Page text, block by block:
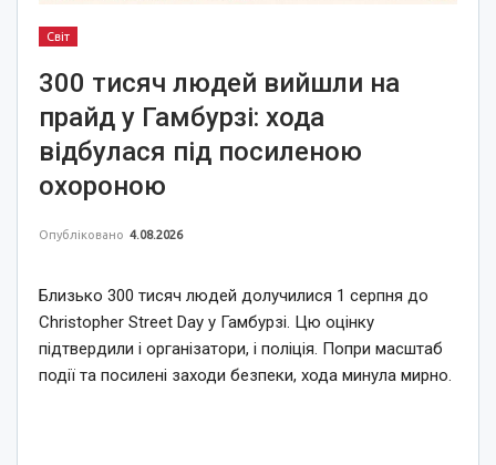
Світ
300 тисяч людей вийшли на
прайд у Гамбурзі: хода
відбулася під посиленою
охороною
Опубліковано 4.08.2026
Близько 300 тисяч людей долучилися 1 серпня до
Christopher Street Day у Гамбурзі. Цю оцінку
підтвердили і організатори, і поліція. Попри масштаб
події та посилені заходи безпеки, хода минула мирно.